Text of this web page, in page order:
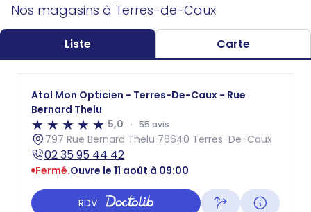
Nos magasins à Terres-de-Caux
Liste Carte
Atol Mon Opticien - Terres-De-Caux - Rue
Bernard Thelu
5,0
55 avis
797 Rue Bernard Thelu 76640 Terres-De-Caux
02 35 95 44 42
Fermé.Ouvre le 11 août à 09:00
RDV